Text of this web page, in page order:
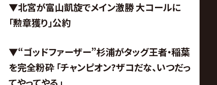
▼北宮が富山凱旋でメイン激勝 大コールに
「勲章獲り」公約
▼“ゴッドファーザー”杉浦がタッグ王者・稲葉
を完全粉砕 「チャンピオン?ザコだな、いつだっ